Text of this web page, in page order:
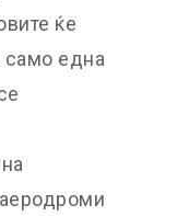
ќе
само една